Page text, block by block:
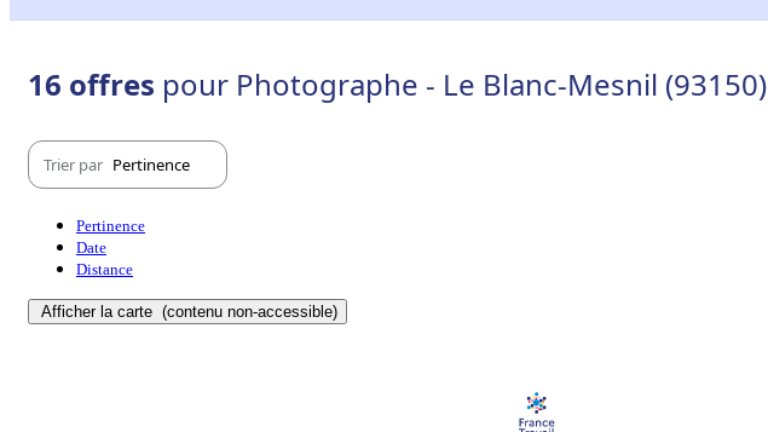
16 offres pour Photographe - Le Blanc-Mesnil (93150)
Trier par Pertinence
Pertinence
Date
Distance
Afficher la carte (contenu non-accessible)